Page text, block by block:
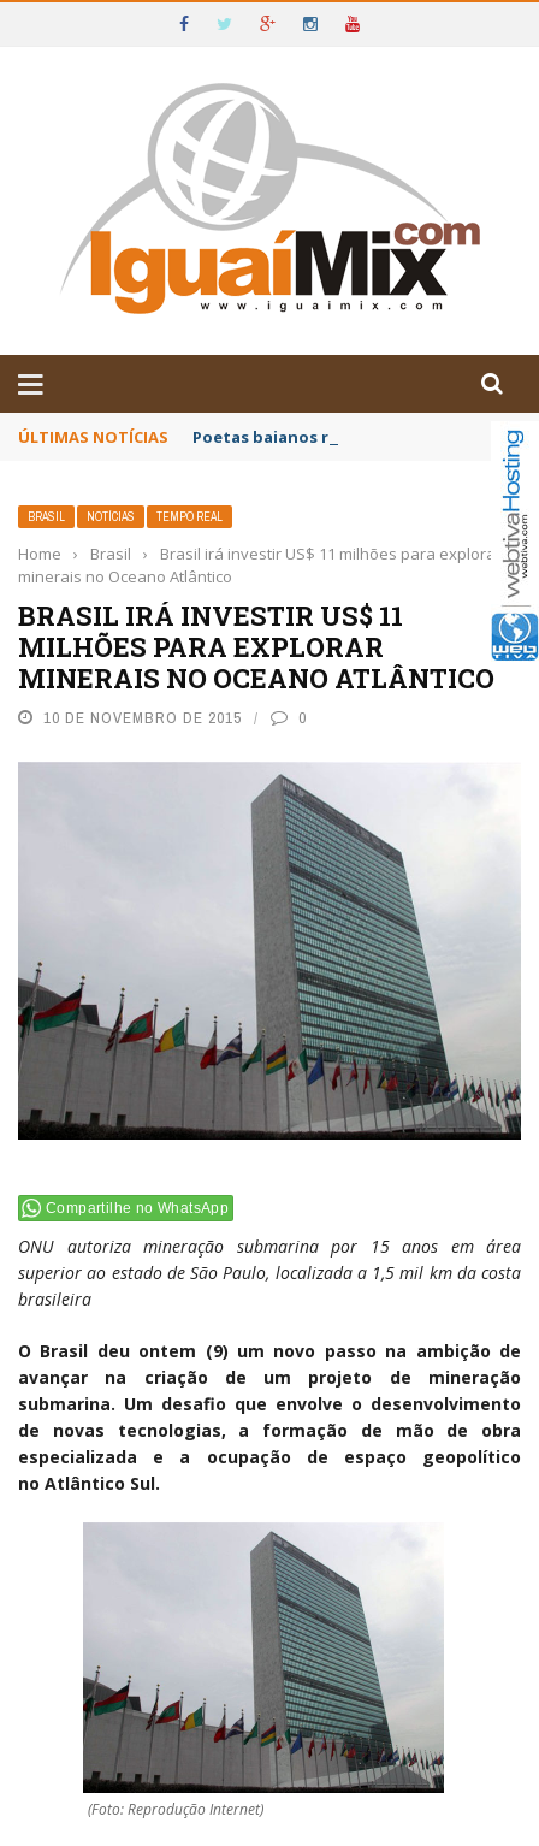
IGUAÍ E SUDOESTE DA BAHIA
ÚLTIMAS NOTÍCIAS Poetas baianos representam o Brasil no
BRASIL NOTÍCIAS TEMPO REAL
Home › Brasil ›
Brasil irá investir US$ 11 milhões para explorar
minerais no Oceano Atlântico
BRASIL IRÁ INVESTIR US$ 11
MILHÕES PARA EXPLORAR
MINERAIS NO OCEANO ATLÂNTICO
10 DE NOVEMBRO DE 2015 0
Compartilhe no WhatsApp
ONU autoriza mineração submarina por 15 anos em área
superior ao estado de São Paulo, localizada a 1,5 mil km da costa
brasileira
O Brasil deu ontem (9) um novo passo na ambição de
avançar na criação de um projeto de mineração
submarina. Um desafio que envolve o desenvolvimento
de novas tecnologias, a formação de mão de obra
especializada e a ocupação de espaço geopolítico
no Atlântico Sul.
(Foto: Reprodução Internet)